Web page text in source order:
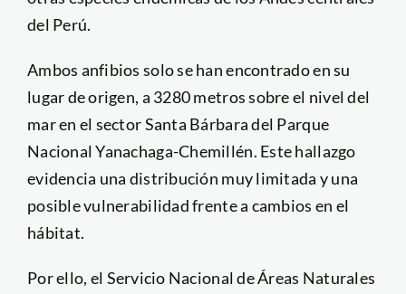
del Perú.
Ambos anfibios solo se han encontrado en su
lugar de origen, a 3280 metros sobre el nivel del
mar en el sector Santa Bárbara del Parque
Nacional Yanachaga-Chemillén. Este hallazgo
evidencia una distribución muy limitada y una
posible vulnerabilidad frente a cambios en el
hábitat.
Por ello, el Servicio Nacional de Áreas Naturales